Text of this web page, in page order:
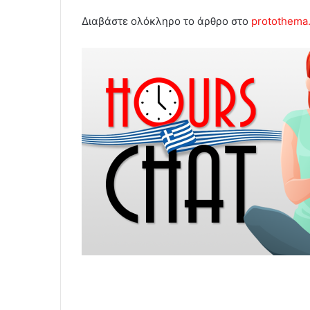
Διαβάστε ολόκληρο το άρθρο στο